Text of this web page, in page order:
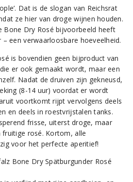
Dat is de slogan van Reichsrat
ze hier van droge wijnen houden.
Bone Dry Rosé bijvoorbeeld heeft
een verwaarloosbare hoeveelheid.
is bovendien geen bijproduct van
er ook gemaakt wordt, maar een
Nadat de druiven zijn gekneusd,
(8-14 uur) voordat er wordt
voortkomt rijpt vervolgens deels
en deels in roestvrijstalen tanks.
frisse, uiterst droge, maar
rosé. Kortom, alle
voor het perfecte aperitief!